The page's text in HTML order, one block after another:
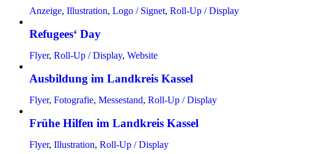
Anzeige, Illustration, Logo / Signet, Roll-Up / Display
Refugees‘ Day
Flyer, Roll-Up / Display, Website
Ausbildung im Landkreis Kassel
Flyer, Fotografie, Messestand, Roll-Up / Display
Frühe Hilfen im Landkreis Kassel
Flyer, Illustration, Roll-Up / Display